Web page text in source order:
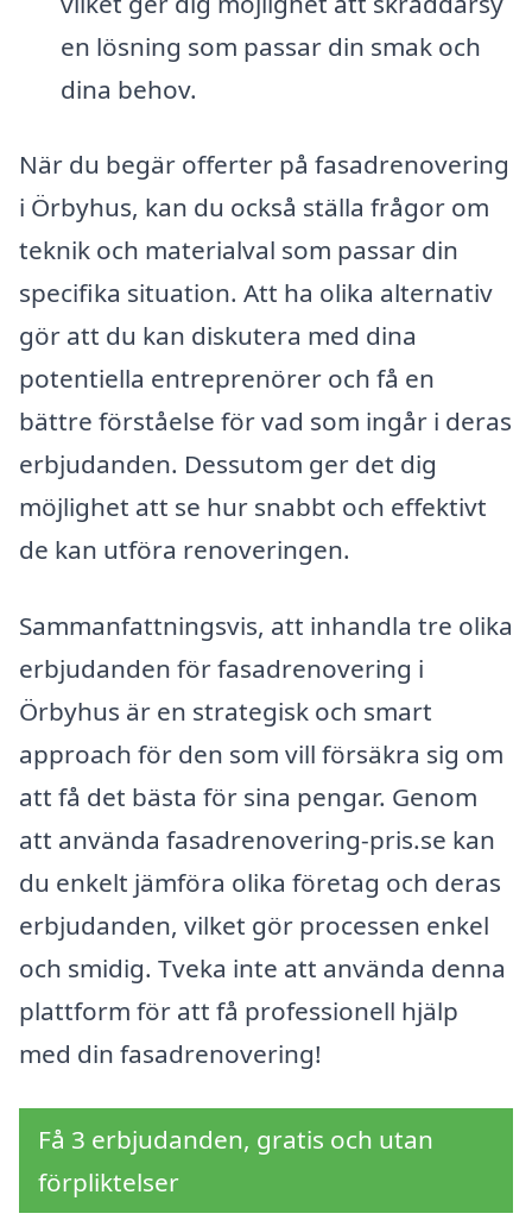
en lösning som passar din smak och
dina behov.
När du begär offerter på fasadrenovering
i Örbyhus, kan du också ställa frågor om
teknik och materialval som passar din
specifika situation. Att ha olika alternativ
gör att du kan diskutera med dina
potentiella entreprenörer och få en
bättre förståelse för vad som ingår i deras
erbjudanden. Dessutom ger det dig
möjlighet att se hur snabbt och effektivt
de kan utföra renoveringen.
Sammanfattningsvis, att inhandla tre olika
erbjudanden för fasadrenovering i
Örbyhus är en strategisk och smart
approach för den som vill försäkra sig om
att få det bästa för sina pengar. Genom
att använda fasadrenovering-pris.se kan
du enkelt jämföra olika företag och deras
erbjudanden, vilket gör processen enkel
och smidig. Tveka inte att använda denna
plattform för att få professionell hjälp
med din fasadrenovering!
Få 3 erbjudanden, gratis och utan
förpliktelser